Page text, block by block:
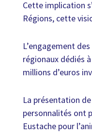
Cette implication
Régions, cette
L’engagement
régionaux dédiés
millions d’euros
La présentation
personnalités ont
Eustache pour